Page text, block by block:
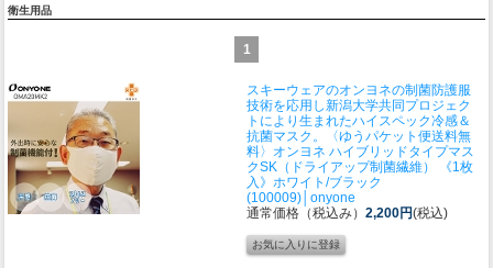
衛生用品
1
スキーウェアのオンヨネの制菌防護服
技術を応用し新潟大学共同プロジェク
トにより生まれたハイスペック冷感＆
抗菌マスク。
〈ゆうパケット便送料無
料〉オンヨネ ハイブリッドタイプマス
クSK（ドライアップ制菌繊維） 《1枚
入》ホワイト/ブラック
(100009)│onyone
通常価格（税込み） 2,200円(税込)